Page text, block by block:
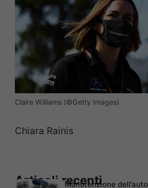
Claire Williams (©Getty Images)
Chiara Rainis
Articoli recentiManutenzione dell’auto